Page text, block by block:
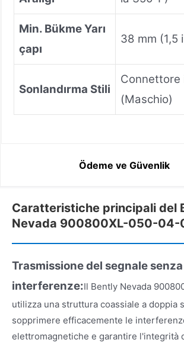
Min. Bükme Yarı
çapı
38 mm (1,5
Sonlandırma Stili
Connettore
(Maschio)
Ödeme ve Güvenlik
Caratteristiche principali del
Nevada 900800XL-050-04-
Trasmissione del segnale senza
interferenze:Il Bently Nevada
utilizza una struttura coassiale a doppia
sopprimere efficacemente le
elettromagnetiche e garantire l'integrità